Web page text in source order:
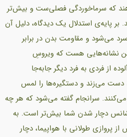
كه سرماخوردگی فصلی‌ست و بیش‌تر
بر پایه‌ی استدلال یك دیدگاه، دلیل آن
می‌شود و مقاومت بدن در برابر
نشانه‌هایی هست كه ویروسِ
‌از فردی به فرد دیگر جابه‌جا
دست می‌زند و دستگیره‌ها را لمس
می‌كنند. سرانجام گفته می‌شود كه هر چه
شانس دچار شدن شما بیش‌تر است. به
پروازی طولانی با هواپیما، دچار